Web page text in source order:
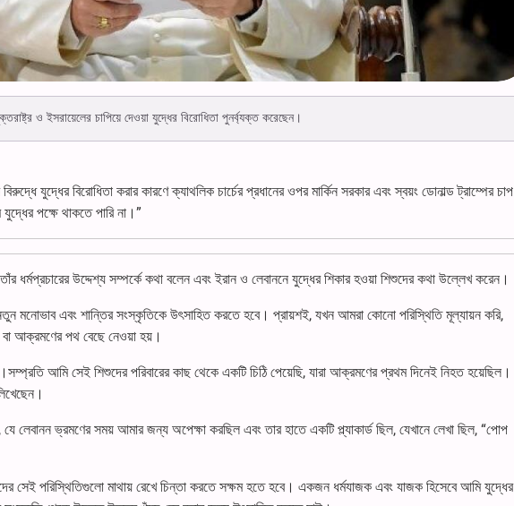
ও ইসরায়েলের চাপিয়ে দেওয়া যুদ্ধের বিরোধিতা পুনর্ব্যক্ত করেছেন।
বিরুদ্ধে যুদ্ধের বিরোধিতা করার কারণে ক্যাথলিক চার্চের প্রধানের ওপর মার্কিন সরকার এবং স্বয়ং ডোনাল্ড ট্রাম্পের চাপ
পক্ষে থাকতে পারি না।”
ধর্মপ্রচারের উদ্দেশ্য সম্পর্কে কথা বলেন এবং ইরান ও লেবাননে যুদ্ধের শিকার হওয়া শিশুদের কথা উল্লেখ করেন।
মনোভাব এবং শান্তির সংস্কৃতিকে উৎসাহিত করতে হবে। প্রায়শই, যখন আমরা কোনো পরিস্থিতি মূল্যায়ন করি,
বা আক্রমণের পথ বেছে নেওয়া হয়।
আমি সেই শিশুদের পরিবারের কাছ থেকে একটি চিঠি পেয়েছি, যারা আক্রমণের প্রথম দিনেই নিহত হয়েছিল।
ভ্রমণের সময় আমার জন্য অপেক্ষা করছিল এবং তার হাতে একটি প্ল্যাকার্ড ছিল, যেখানে লেখা ছিল, “পোপ
সেই পরিস্থিতিগুলো মাথায় রেখে চিন্তা করতে সক্ষম হতে হবে। একজন ধর্মযাজক এবং যাজক হিসেবে আমি যুদ্ধের